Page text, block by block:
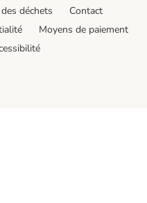
déchets
Contact
Moyens de paiement